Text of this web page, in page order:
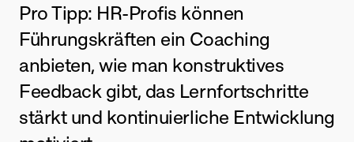
Pro Tipp: HR-Profis können
Führungskräften ein Coaching
anbieten, wie man konstruktives
Feedback gibt, das Lernfortschritte
stärkt und kontinuierliche Entwicklung